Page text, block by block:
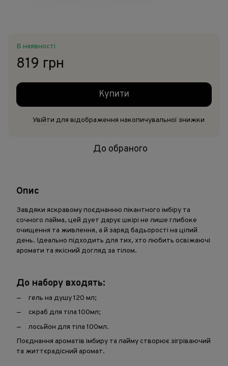
В наявності
819 грн
Купити
Увійти для відображення накопичувальної знижки
До обраного
Опис
Завдяки яскравому поєднанню пікантного імбіру та
сочного лайма, цей дует дарує шкірі не лише глибоке
очищення та живлення, а й заряд бадьорості на цілий
день. Ідеально підходить для тих, хто любить освіжаючі
аромати та якісний догляд за тілом.
До набору входять:
гель на душу 120 мл;
скраб для тіла 100мл;
лосьйон для тіла 100мл.
Поєднання ароматів імбиру та лайму створює зігріваючий
та життєрадісний аромат.